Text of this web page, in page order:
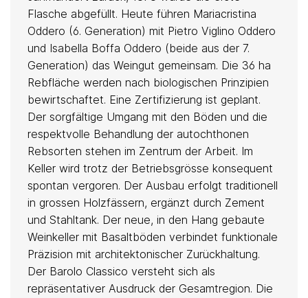
Flasche abgefüllt. Heute führen Mariacristina
Oddero (6. Generation) mit Pietro Viglino Oddero
und Isabella Boffa Oddero (beide aus der 7.
Generation) das Weingut gemeinsam. Die 36 ha
Rebfläche werden nach biologischen Prinzipien
bewirtschaftet. Eine Zertifizierung ist geplant.
Der sorgfältige Umgang mit den Böden und die
respektvolle Behandlung der autochthonen
Rebsorten stehen im Zentrum der Arbeit. Im
Keller wird trotz der Betriebsgrösse konsequent
spontan vergoren. Der Ausbau erfolgt traditionell
in grossen Holzfässern, ergänzt durch Zement
und Stahltank. Der neue, in den Hang gebaute
Weinkeller mit Basaltböden verbindet funktionale
Präzision mit architektonischer Zurückhaltung.
Der Barolo Classico versteht sich als
repräsentativer Ausdruck der Gesamtregion. Die